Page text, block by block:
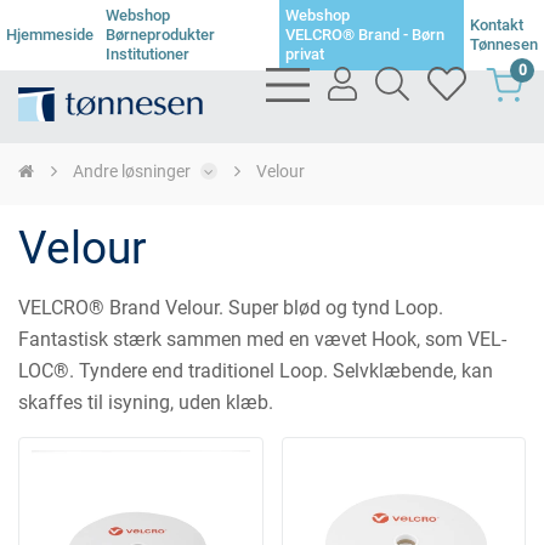
Hjemmeside
Webshop
Børneprodukter
Institutioner
Webshop
VELCRO® Brand - Børn
privat
Kontakt
Tønnesen
bars
light
user
searchheart 0
Andre løsninger Velour
Velour
VELCRO® Brand Velour. Super blød og tynd Loop.
Fantastisk stærk sammen med en vævet Hook, som VEL-
LOC®. Tyndere end traditionel Loop. Selvklæbende, kan
skaffes til isyning, uden klæb.